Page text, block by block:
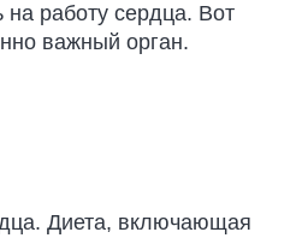
работу сердца. Вот
важный орган.
Диета, включающая